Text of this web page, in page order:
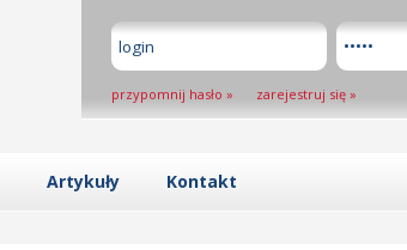
przypomnij hasło » zarejestruj się »
Artykuły Kontakt